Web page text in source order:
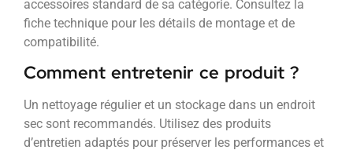
accessoires standard de sa catégorie. Consultez la
fiche technique pour les détails de montage et de
compatibilité.
Comment entretenir ce produit ?
Un nettoyage régulier et un stockage dans un endroit
sec sont recommandés. Utilisez des produits
d’entretien adaptés pour préserver les performances et